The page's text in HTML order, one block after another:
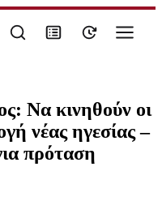
Να κινηθούν οι
νέας ηγεσίας –
πρόταση